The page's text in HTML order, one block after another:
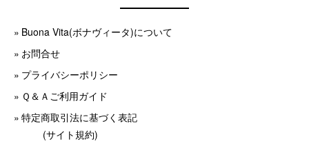
Buona Vita(ボナヴィータ)について
お問合せ
プライバシーポリシー
Ｑ＆Ａご利用ガイド
特定商取引法に基づく表記
(サイト規約)